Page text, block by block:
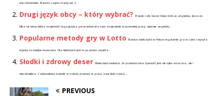
one różnorodne. Bardzo często mamy już z...
Drugi język obcy – który wybrać? Prawie cały świat mówi dziś po angielsku. Jeszcze
kilka lat temu dobra znajomość tego języka gwarantowała nam znalezienie przyzwoitej pracy, obecnie angielski...
Popularne metody gry w Lotto Bardzo wielu ludzi w Polsce regularnie gra w Lotto i wysyła
kupony na kolejne losowania. Dla niektórych jest to po prostu zwykła...
Słodki i zdrowy deser Wielu ludzi twierdzi, że przetworzona żywność jest nie tylko smaczna, ale i
nieszkodliwa. Czekoladowy batonik w trakcie przerwy w pracy, kawałek ciasta...
PREVIOUS